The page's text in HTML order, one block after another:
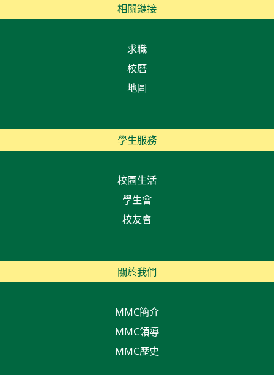
相關鏈接
求職
校曆
地圖
學生服務
校園生活
學生會
校友會
關於我們
MMC簡介
MMC領導
MMC歷史